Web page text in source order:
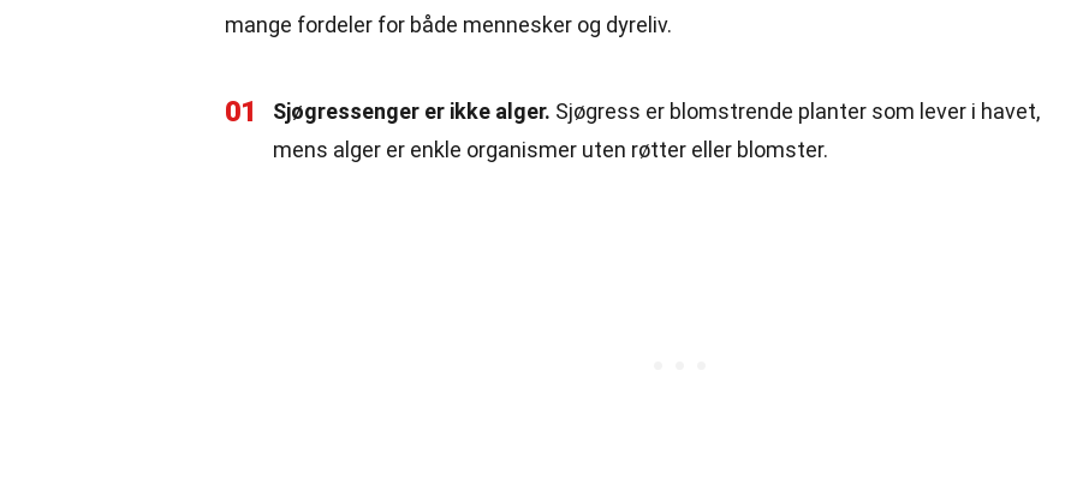
mange fordeler for både mennesker og dyreliv.
01 Sjøgressenger er ikke alger. Sjøgress er blomstrende planter som lever i havet,
mens alger er enkle organismer uten røtter eller blomster.